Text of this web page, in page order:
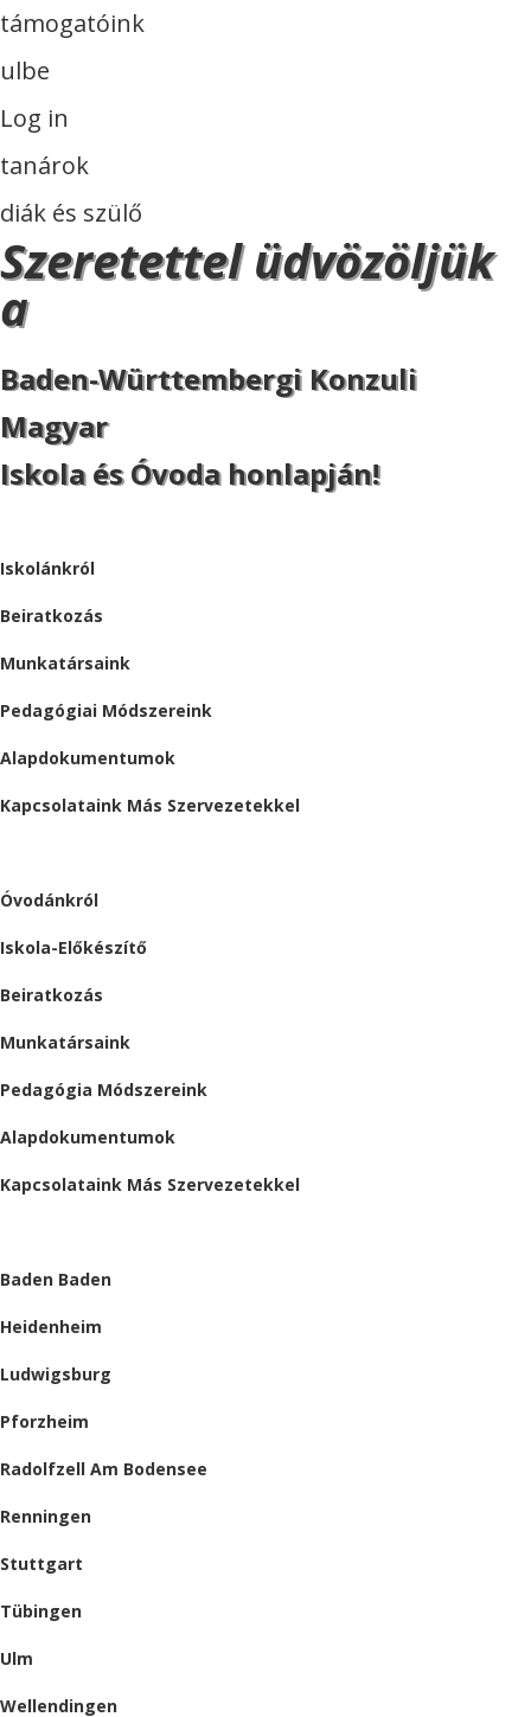
támogatóink
ulbe
Log in
tanárok
diák és szülő
Szeretettel üdvözöljük
a
Baden-Württembergi Konzuli
Magyar
Iskola és Óvoda honlapján!
Iskolánkról
Beiratkozás
Munkatársaink
Pedagógiai Módszereink
Alapdokumentumok
Kapcsolataink Más Szervezetekkel
Óvodánkról
Iskola-Előkészítő
Beiratkozás
Munkatársaink
Pedagógia Módszereink
Alapdokumentumok
Kapcsolataink Más Szervezetekkel
Baden Baden
Heidenheim
Ludwigsburg
Pforzheim
Radolfzell Am Bodensee
Renningen
Stuttgart
Tübingen
Ulm
Wellendingen